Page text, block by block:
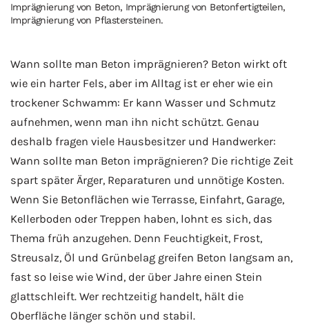
Imprägnierung von Beton, Imprägnierung von Betonfertigteilen,
Imprägnierung von Pflastersteinen.
Wann sollte man Beton imprägnieren? Beton wirkt oft
wie ein harter Fels, aber im Alltag ist er eher wie ein
trockener Schwamm: Er kann Wasser und Schmutz
aufnehmen, wenn man ihn nicht schützt. Genau
deshalb fragen viele Hausbesitzer und Handwerker:
Wann sollte man Beton imprägnieren? Die richtige Zeit
spart später Ärger, Reparaturen und unnötige Kosten.
Wenn Sie Betonflächen wie Terrasse, Einfahrt, Garage,
Kellerboden oder Treppen haben, lohnt es sich, das
Thema früh anzugehen. Denn Feuchtigkeit, Frost,
Streusalz, Öl und Grünbelag greifen Beton langsam an,
fast so leise wie Wind, der über Jahre einen Stein
glattschleift. Wer rechtzeitig handelt, hält die
Oberfläche länger schön und stabil.